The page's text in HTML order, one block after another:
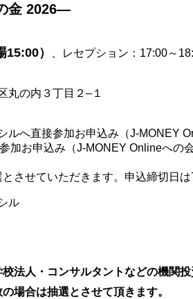
金 2026―
15:00） 、レセプション：17:00～
丸の内３丁目２‒１
ルへ直接参加お申込み（J-MONEY
加お申込み（J-MONEY Onlineへの
させていただきます。申込締切日は
ル
法人・コンサルタントなどの機関投
場合は抽選とさせて頂きます。